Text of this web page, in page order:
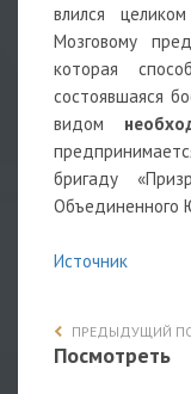
влился
Мозговому
которая
состоявшаяся
видом
бригаду
Объединенного
Источник
ПРЕДЫДУЩИЙ
Посмотреть